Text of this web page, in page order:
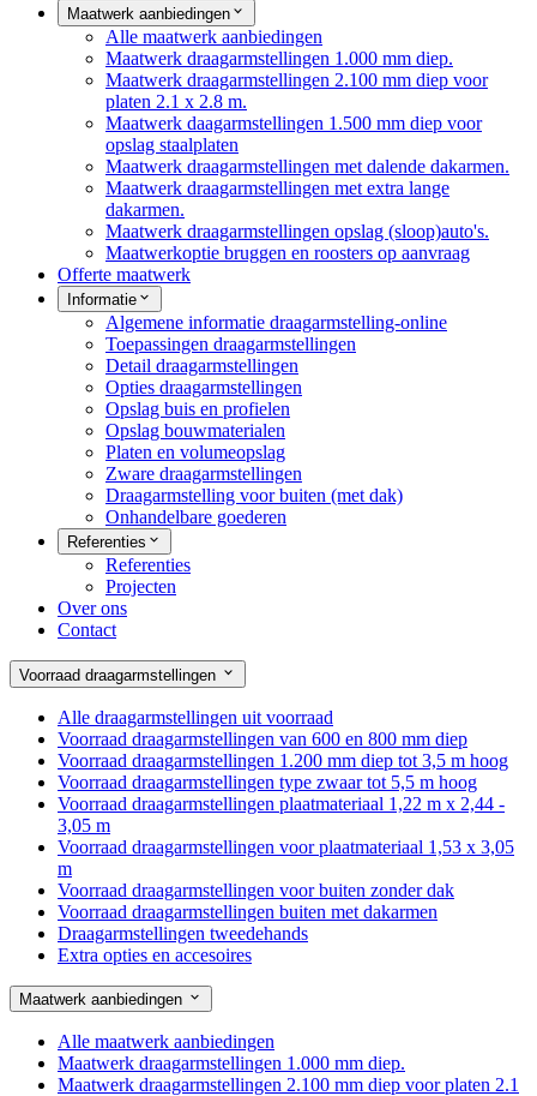
Maatwerk aanbiedingen
Alle maatwerk aanbiedingen
Maatwerk draagarmstellingen 1.000 mm diep.
Maatwerk draagarmstellingen 2.100 mm diep voor
platen 2.1 x 2.8 m.
Maatwerk daagarmstellingen 1.500 mm diep voor
opslag staalplaten
Maatwerk draagarmstellingen met dalende dakarmen.
Maatwerk draagarmstellingen met extra lange
dakarmen.
Maatwerk draagarmstellingen opslag (sloop)auto's.
Maatwerkoptie bruggen en roosters op aanvraag
Offerte maatwerk
Informatie
Algemene informatie draagarmstelling-online
Toepassingen draagarmstellingen
Detail draagarmstellingen
Opties draagarmstellingen
Opslag buis en profielen
Opslag bouwmaterialen
Platen en volumeopslag
Zware draagarmstellingen
Draagarmstelling voor buiten (met dak)
Onhandelbare goederen
Referenties
Referenties
Projecten
Over ons
Contact
Voorraad draagarmstellingen
Alle draagarmstellingen uit voorraad
Voorraad draagarmstellingen van 600 en 800 mm diep
Voorraad draagarmstellingen 1.200 mm diep tot 3,5 m hoog
Voorraad draagarmstellingen type zwaar tot 5,5 m hoog
Voorraad draagarmstellingen plaatmateriaal 1,22 m x 2,44 -
3,05 m
Voorraad draagarmstellingen voor plaatmateriaal 1,53 x 3,05
m
Voorraad draagarmstellingen voor buiten zonder dak
Voorraad draagarmstellingen buiten met dakarmen
Draagarmstellingen tweedehands
Extra opties en accesoires
Maatwerk aanbiedingen
Alle maatwerk aanbiedingen
Maatwerk draagarmstellingen 1.000 mm diep.
Maatwerk draagarmstellingen 2.100 mm diep voor platen 2.1